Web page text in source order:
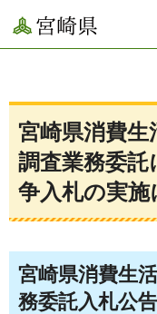
宮崎県
宮崎県消費
調査業務委託
争入札の実施
宮崎県消費生
務委託入札公告